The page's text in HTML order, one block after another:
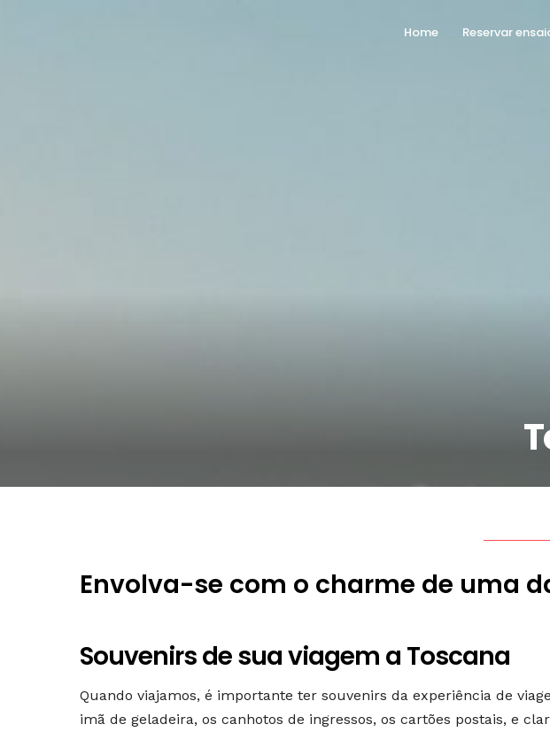
Home Reservar
Envolva-se com o charme de uma
Souvenirs de sua viagem a Toscana
Quando viajamos, é importante ter souvenirs da experiência de
imã de geladeira, os canhotos de ingressos, os cartões postais, e